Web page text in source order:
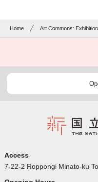
Home Art Commons:
Access
7-22-2 Roppongi Minato-ku